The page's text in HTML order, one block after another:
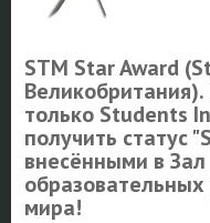
STM Star Award
только Students
получить статус
внесёнными в
мира!